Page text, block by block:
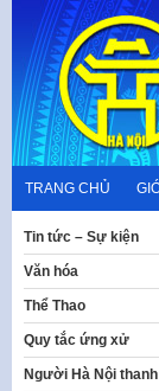
content
TRANG CHỦ
Tin tức – Sự kiện
Văn hóa
Thể Thao
Quy tắc ứng xử
Người Hà Nội